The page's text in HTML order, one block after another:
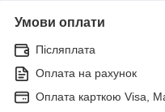
Умови оплати
Післяплата
Оплата на рахунок
Оплата карткою Visa,